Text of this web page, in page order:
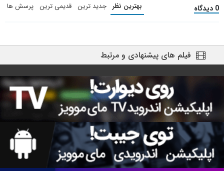
0 دیدگاه بهترین نظر جدید ترین قدیمی ترین پرسش ها
فیلم های پیشنهادی و مرتبط